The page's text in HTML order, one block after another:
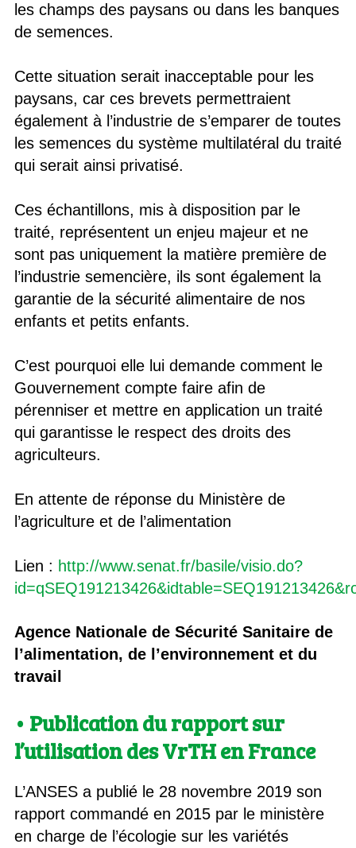
les champs des paysans ou dans les banques
de semences.
Cette situation serait inacceptable pour les
paysans, car ces brevets permettraient
également à l’industrie de s’emparer de toutes
les semences du système multilatéral du traité
qui serait ainsi privatisé.
Ces échantillons, mis à disposition par le
traité, représentent un enjeu majeur et ne
sont pas uniquement la matière première de
l’industrie semencière, ils sont également la
garantie de la sécurité alimentaire de nos
enfants et petits enfants.
C’est pourquoi elle lui demande comment le
Gouvernement compte faire afin de
pérenniser et mettre en application un traité
qui garantisse le respect des droits des
agriculteurs.
En attente de réponse du Ministère de
l’agriculture et de l’alimentation
Lien : http://www.senat.fr/basile/visio.do?
Agence Nationale de Sécurité Sanitaire de
l’alimentation, de l’environnement et du
travail
• Publication du rapport sur
l’utilisation des VrTH en France
L’ANSES a publié le 28 novembre 2019 son
rapport commandé en 2015 par le ministère
en charge de l’écologie sur les variétés